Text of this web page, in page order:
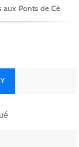
aux Ponts de Cé